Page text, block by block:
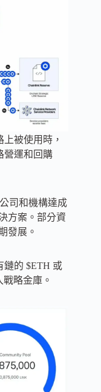
被使用時，
營運和回購
司和機構達成
方案。部分資
發展。
鏈的 $ETH 或
略金庫。